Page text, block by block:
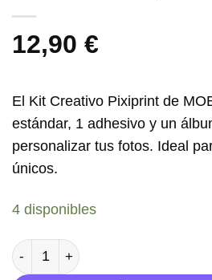
12,90 €
El Kit Creativo Pixiprint de
estándar, 1 adhesivo y un
personalizar tus fotos. Ideal
únicos.
4 disponibles
Kit Creativo Pixiprint - MOB